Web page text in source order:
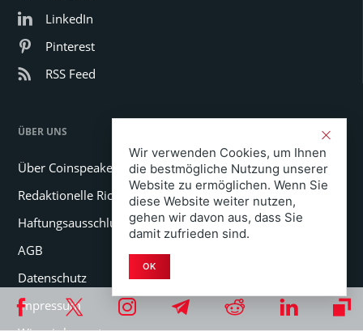
LinkedIn
Pinterest
RSS Feed
ÜBER UNS
Über Coinspeaker
Redaktionelle Richtlinien
Haftungsausschluss
AGB
Datenschutz
Impressum
Wir verwenden Cookies, um Ihnen
die bestmögliche Nutzung unserer
Website zu ermöglichen. Wenn Sie
diese Website weiter nutzen,
gehen wir davon aus, dass Sie
damit zufrieden sind.
OK